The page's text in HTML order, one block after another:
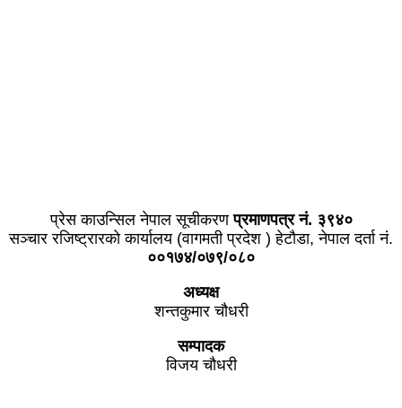
प्रेस काउन्सिल नेपाल सूचीकरणप्रमाणपत्र नं. ३९४०
सञ्चार रजिष्ट्रारको कार्यालय (वागमती प्रदेश ) हेटौडा, नेपाल दर्ता नं.
००१७४/०७९/०८०
अध्यक्ष
शन्तकुमार चौधरी
सम्पादक
विजय चौधरी